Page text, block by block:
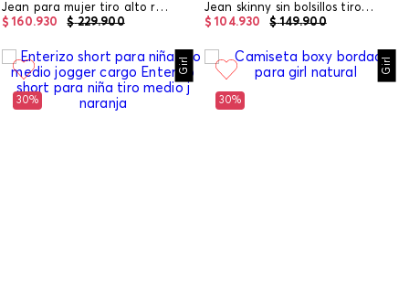
Jean para mujer tiro alto recto
$ 229.900
$ 160.930
Jean skinny sin bolsillos tiro alto.
$ 149.900
$ 104.930
Girl
30%
Girl
30%